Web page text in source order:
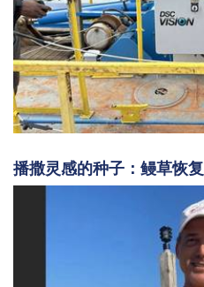
播撒灵感的种子：鳗草恢复